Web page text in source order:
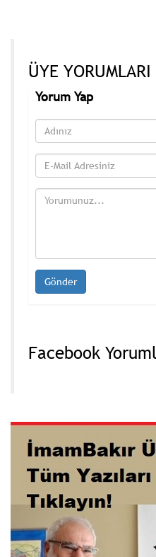
ÜYE YORUMLARI
Yorum Yap
Facebook